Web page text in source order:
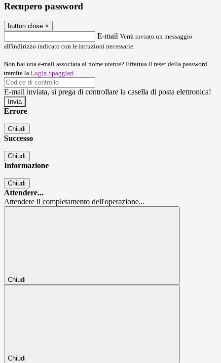
Recupero password
button close ×
E-mail Verrà inviato un messaggio
all'indirizzo indicato con le istruzioni necessarie.
Non hai una e-mail associata al nome utente? Effettua il reset della password
tramite la Login Spaggiari
E-mail inviata, si prega di controllare la casella di posta elettronica!
Errore
Chiudi
Successo
Chiudi
Informazione
Chiudi
Attendere...
Attendere il completamento dell'operazione...
Chiudi
Chiudi